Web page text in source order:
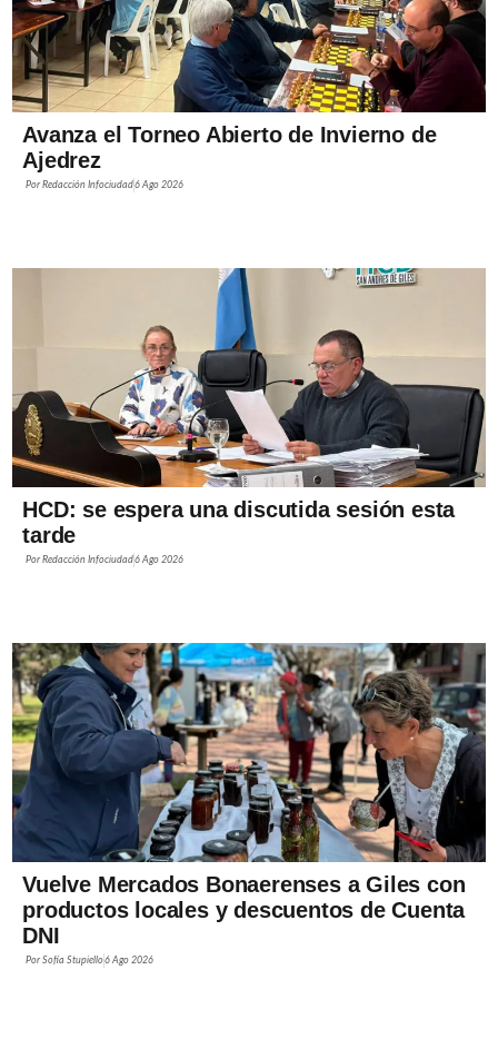
Avanza el Torneo Abierto de Invierno de
Ajedrez
PorRedacción Infociudad6 Ago 2026
HCD: se espera una discutida sesión esta
tarde
PorRedacción Infociudad6 Ago 2026
Vuelve Mercados Bonaerenses a Giles con
productos locales y descuentos de Cuenta
DNI
PorSofía Stupiello6 Ago 2026